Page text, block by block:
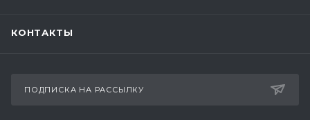
КОНТАКТЫ
ПОДПИСКА НА РАССЫЛКУ